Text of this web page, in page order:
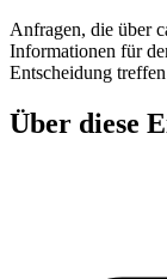
Anfragen, die über
Informationen für
Entscheidung
Über diese